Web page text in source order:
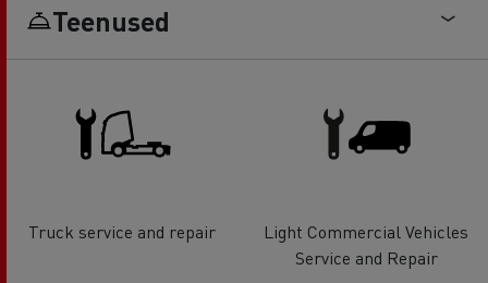
Teenused
Truck service and repair
Light Commercial Vehicles
Service and Repair